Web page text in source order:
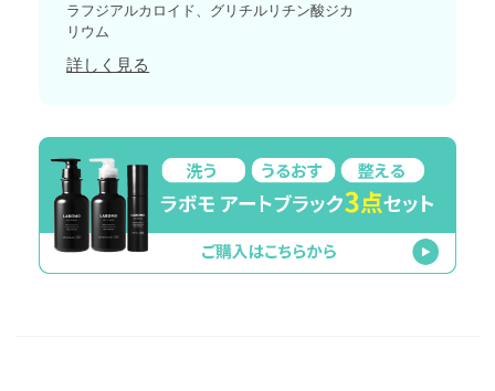
ラフジアルカロイド、グリチルリチン酸ジカ
リウム
詳しく見る